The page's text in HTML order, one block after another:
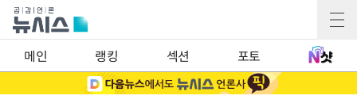
메인 랭킹 섹션 포토